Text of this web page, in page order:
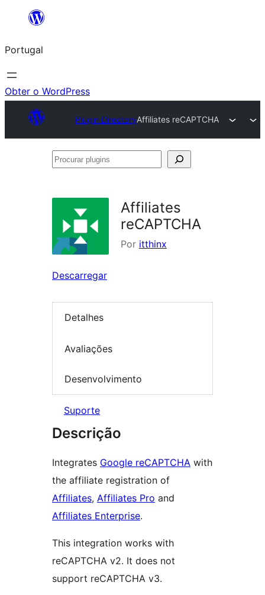
Saltar
o
conteúdo
Portugal
Obter o WordPress
Plugin DirectoryAffiliates reCAPTCHA
Procurar
Affiliates
reCAPTCHA
Por itthinx
Descarregar
Detalhes
Avaliações
Desenvolvimento
Suporte
Descrição
Integrates Google reCAPTCHA with
the affiliate registration of
Affiliates, Affiliates Pro and
Affiliates Enterprise.
This integration works with
reCAPTCHA v2. It does not
support reCAPTCHA v3.